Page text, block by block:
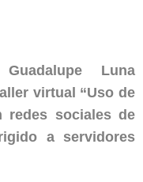
Luna
virtual “Uso de
redes sociales de
a servidores